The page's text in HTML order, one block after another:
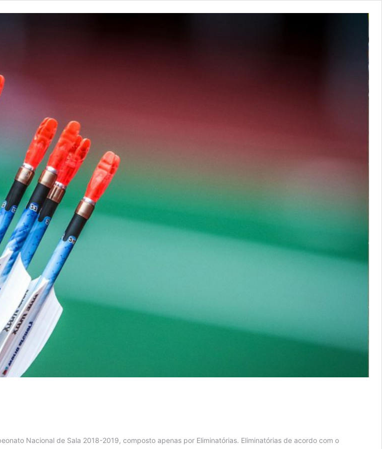
Nacional de Sala 2018-2019, composto apenas por Eliminatórias. Eliminatórias de acordo com o